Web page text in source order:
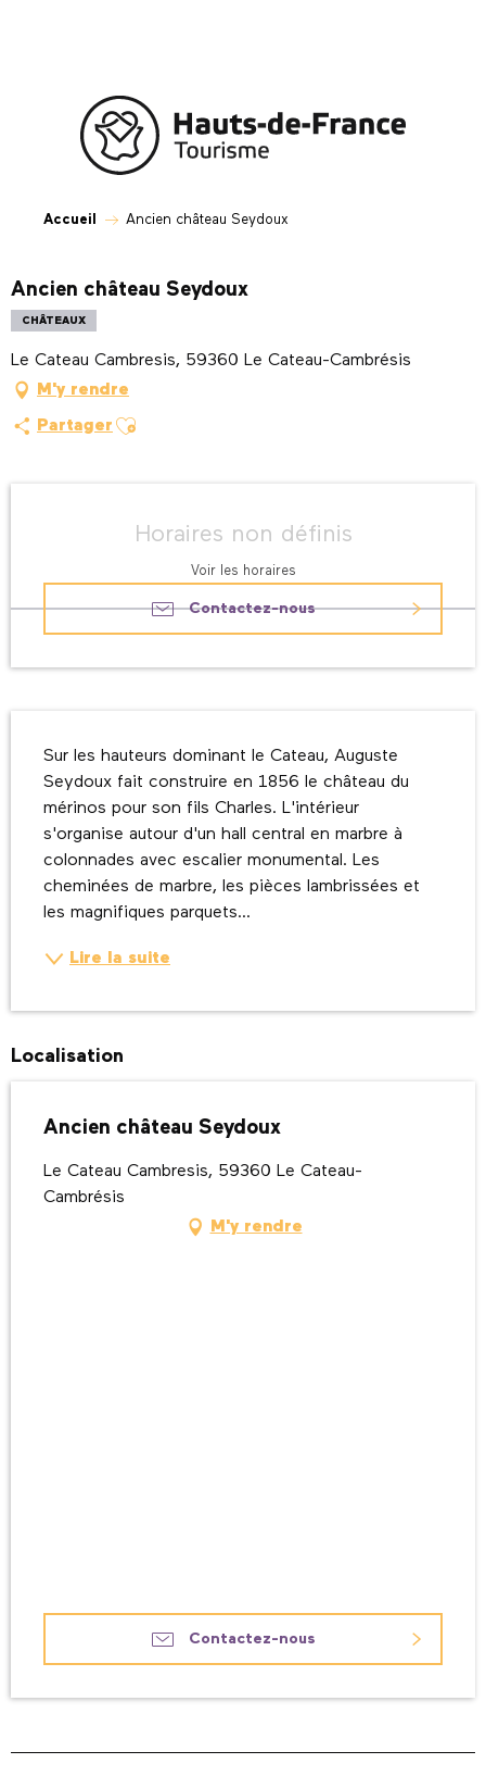
Accueil Ancien château Seydoux
Ancien château Seydoux
CHÂTEAUX
Le Cateau Cambresis, 59360 Le Cateau-Cambrésis
M'y rendre
Partager Ajouter aux favoris
Horaires non définis
Voir les horaires
Contactez-nous
Sur les hauteurs dominant le Cateau, Auguste
Seydoux fait construire en 1856 le château du
mérinos pour son fils Charles. L'intérieur
s'organise autour d'un hall central en marbre à
colonnades avec escalier monumental. Les
cheminées de marbre, les pièces lambrissées et
les magnifiques parquets...
Lire la suite
Localisation
Ancien château Seydoux
Le Cateau Cambresis, 59360 Le Cateau-
Cambrésis
M'y rendre
Contactez-nous